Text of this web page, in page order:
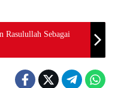
Rasulullah Sebagai